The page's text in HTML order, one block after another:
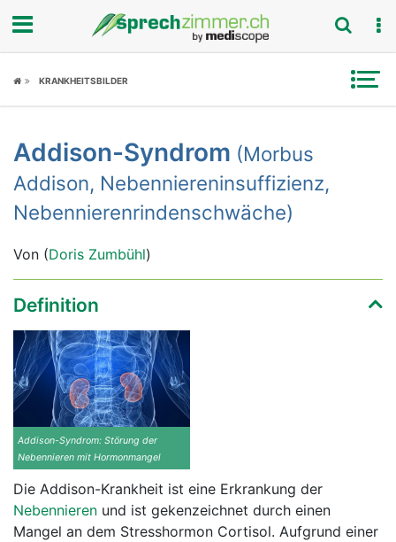
Fokus
Symptome
Untersuchungen
News
Ratgeber
Rubriken
KRANKHEITSBILDER
Addison-Syndrom (Morbus
Addison, Nebenniereninsuffizienz,
Nebennierenrindenschwäche)
Von (Doris Zumbühl)
Definition
Addison-Syndrom: Störung der
Nebennieren mit Hormonmangel
Die Addison-Krankheit ist eine Erkrankung der
Nebennieren und ist gekenzeichnet durch einen
Mangel an dem Stresshormon Cortisol. Aufgrund einer